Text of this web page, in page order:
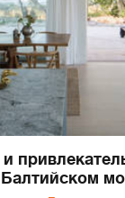
Балтийском